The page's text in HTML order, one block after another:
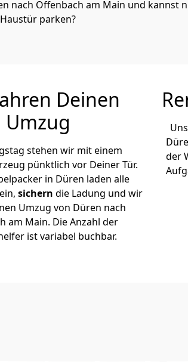
nach Offenbach am Main und kannst
parken?
Deinen
Umzug
stehen wir mit einem
pünktlich vor Deiner Tür.
in Düren laden alle
sichern die Ladung und wir
Umzug von Düren nach
am Main. Die Anzahl der
ist variabel buchbar.
der